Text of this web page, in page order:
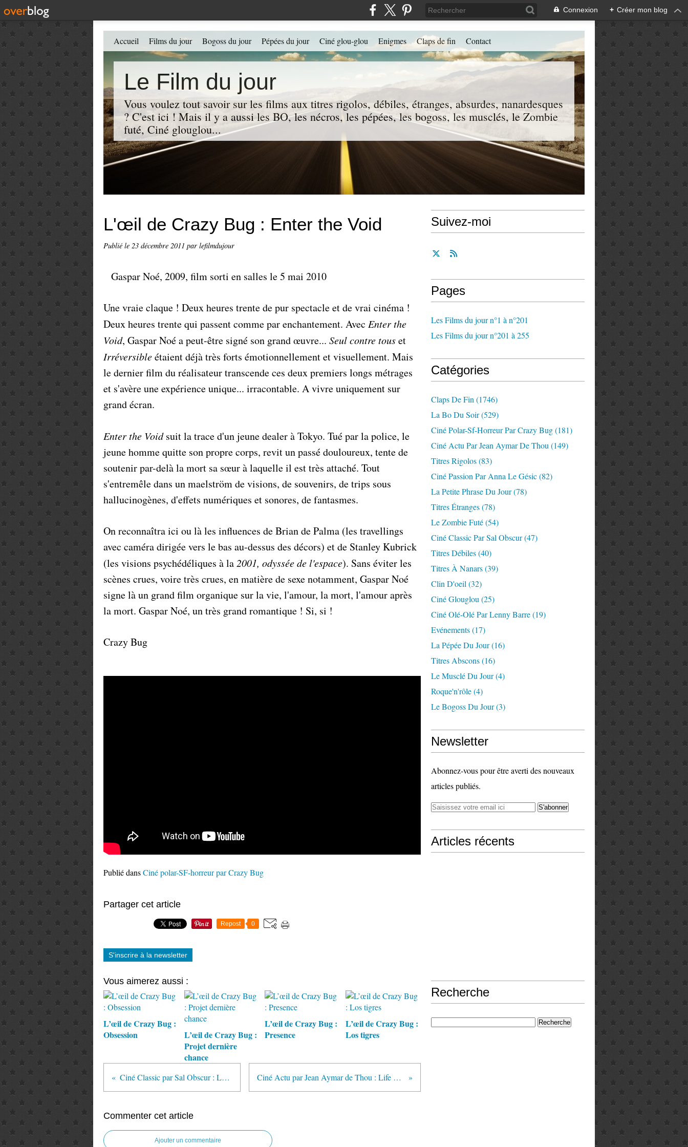
Connexion + Créer mon blog
Le Film du jour
Vous voulez tout savoir sur les films aux titres rigolos, débiles, étranges, absurdes, nanardesques
? C'est ici ! Mais il y a aussi les BO, les nécros, les pépées, les bogoss, les musclés, le Zombie
futé, Ciné glouglou...
Accueil Films du jour Bogoss du jour Pépées du jour Ciné glou-glou Enigmes Claps de fin Contact
L'œil de Crazy Bug : Enter the Void
Publié le 23 décembre 2011 par lefilmdujour
Gaspar Noé, 2009, film sorti en salles le 5 mai 2010
Une vraie claque ! Deux heures trente de pur spectacle et de vrai cinéma !
Deux heures trente qui passent comme par enchantement. Avec Enter the
Void, Gaspar Noé a peut-être signé son grand œuvre... Seul contre touset
Irréversibleétaient déjà très forts émotionnellement et visuellement. Mais
le dernier film du réalisateur transcende ces deux premiers longs métrages
et s'avère une expérience unique... irracontable. A vivre uniquement sur
grand écran.
Enter the Voidsuit la trace d'un jeune dealer à Tokyo. Tué par la police, le
jeune homme quitte son propre corps, revit un passé douloureux, tente de
soutenir par-delà la mort sa sœur à laquelle il est très attaché. Tout
s'entremêle dans un maelström de visions, de souvenirs, de trips sous
hallucinogènes, d'effets numériques et sonores, de fantasmes.
On reconnaîtra ici ou là les influences de Brian de Palma (les travellings
avec caméra dirigée vers le bas au-dessus des décors) et de Stanley Kubrick
(les visions psychédéliques à la 2001, odyssée de l'espace). Sans éviter les
scènes crues, voire très crues, en matière de sexe notamment, Gaspar Noé
signe là un grand film organique sur la vie, l'amour, la mort, l'amour après
la mort. Gaspar Noé, un très grand romantique ! Si, si !
Crazy Bug
Publié dansCiné polar-SF-horreur par Crazy Bug
Partager cet article
Repost 0
S'inscrire à la newsletter
Vous aimerez aussi :
L’œil de Crazy Bug :
Obsession
L’œil de Crazy Bug :
Projet dernière
chance
L’œil de Crazy Bug :
Presence
L’œil de Crazy Bug :
Los tigres
Ciné Classic par Sal Obscur : Le Bienfaiteur Ciné Actu par Jean Aymar de Thou : Life during Wartime
Commenter cet article
Ajouter un commentaire
Suivez-moi
Pages
Les Films du jour n°1 à n°201
Les Films du jour n°201 à 255
Catégories
Claps De Fin (1746)
La Bo Du Soir(529)
Ciné Polar-Sf-Horreur Par Crazy Bug(181)
Ciné Actu Par Jean Aymar De Thou (149)
Titres Rigolos(83)
Ciné Passion Par Anna Le Gésic(82)
La Petite Phrase Du Jour(78)
Titres Étranges(78)
Le Zombie Futé(54)
Ciné Classic Par Sal Obscur(47)
Titres Débiles(40)
Titres À Nanars(39)
Clin D'oeil (32)
Ciné Glouglou (25)
Ciné Olé-Olé Par Lenny Barre(19)
Evénements(17)
La Pépée Du Jour(16)
Titres Abscons(16)
Le Musclé Du Jour(4)
Roque'n'rôle(4)
Le Bogoss Du Jour(3)
Newsletter
Abonnez-vous pour être averti des nouveaux
articles publiés.
Articles récents
Recherche